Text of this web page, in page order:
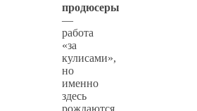
продюсеры
—
работа
«за
кулисами»,
но
именно
здесь
рождаются